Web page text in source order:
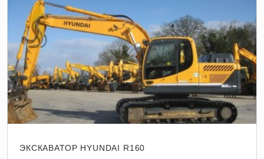
ЭКСКАВАТОР HYUNDAI R160